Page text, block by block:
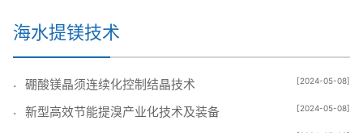
海水提镁技术
硼酸镁晶须连续化控制结晶技术 [2024-05-08]
新型高效节能提溴产业化技术及装备 [2024-05-08]